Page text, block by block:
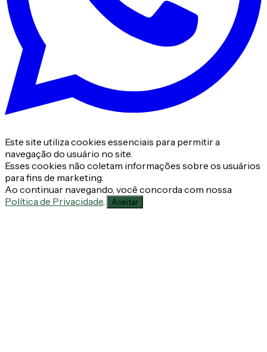
Este site utiliza cookies essenciais para permitir a
navegação do usuário no site.
Esses cookies não coletam informações sobre os usuários
para fins de marketing.
Ao continuar navegando, você concorda com nossa
Política de Privacidade
Aceitar